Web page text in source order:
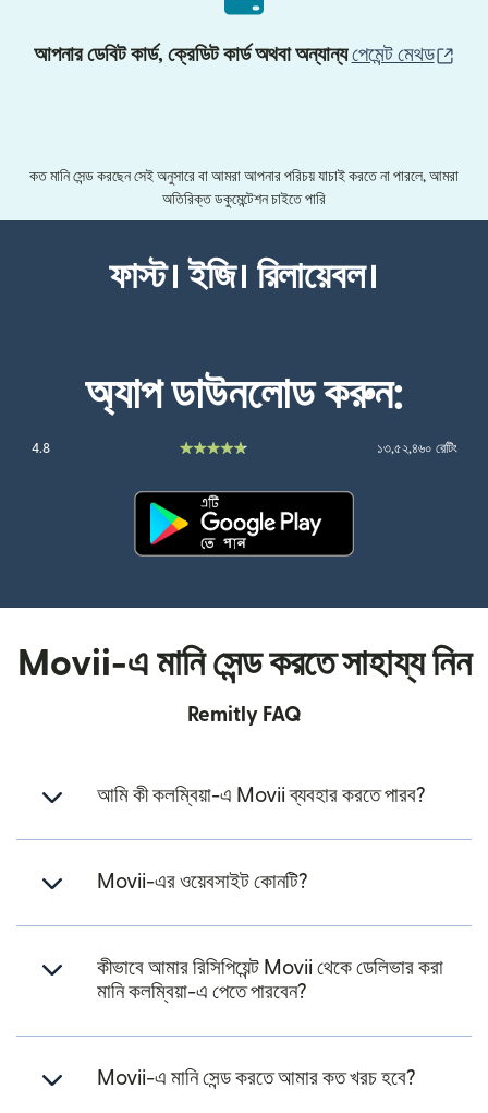
আপনার ডেবিট কার্ড, ক্রেডিট কার্ড অথবা অন্যান্যপেমেন্ট মেথড
কত মানি সেন্ড করছেন সেই অনুসারে বা আমরা আপনার পরিচয় যাচাই করতে না পারলে, আমরা
অতিরিক্ত ডকুমেন্টেশন চাইতে পারি
ফাস্ট। ইজি। রিলায়েবল।
অ্যাপ ডাউনলোড করুন:
4.8 ১৩,৫২,৪৬০ রেটিং
Movii-এ মানি সেন্ড করতে সাহায্য নিন
Remitly FAQ
আমি কী কলম্বিয়া-এ Movii ব্যবহার করতে পারব?
Movii-এর ওয়েবসাইট কোনটি?
কীভাবে আমার রিসিপিয়েন্ট Movii থেকে ডেলিভার করা
মানি কলম্বিয়া-এ পেতে পারবেন?
Movii-এ মানি সেন্ড করতে আমার কত খরচ হবে?